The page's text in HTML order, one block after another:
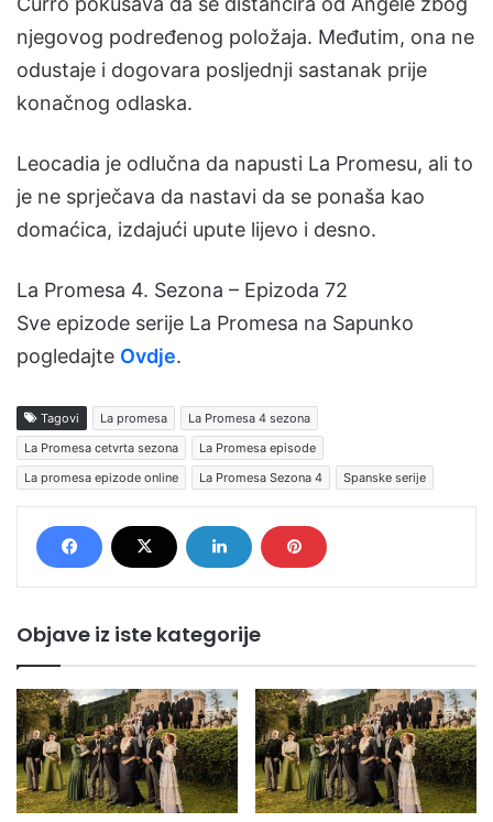
njegovog podređenog položaja. Međutim, ona ne
odustaje i dogovara posljednji sastanak prije
konačnog odlaska.
Leocadia je odlučna da napusti La Promesu, ali to
je ne sprječava da nastavi da se ponaša kao
domaćica, izdajući upute lijevo i desno.
La Promesa 4. Sezona – Epizoda 72
Sve epizode serije La Promesa na Sapunko
pogledajte Ovdje.
Tagovi La promesa
La Promesa 4 sezona
La Promesa cetvrta sezona
La Promesa episode
La promesa epizode online
La Promesa Sezona 4 Spanske serije
Objave iz iste kategorije